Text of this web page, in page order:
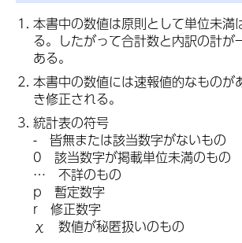
本書中の数値は原則として単位未満
る。したがって合計数と内訳の計が
ある。
本書中の数値には速報値的なものが
き修正される。
統計表の符号
- 皆無または該当数字がないもの
0 該当数字が掲載単位未満のもの
… 不詳のもの
p 暫定数字
r 修正数字
χ 数値が秘匿扱いのもの